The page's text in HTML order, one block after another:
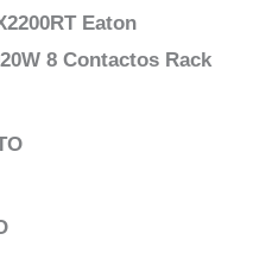
Eaton
8 Contactos Rack